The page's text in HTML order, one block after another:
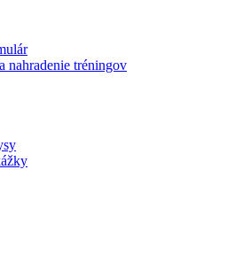
nahradenie tréningov